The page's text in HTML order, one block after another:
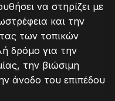
να στηρίζει με
και την
των τοπικών
δρόμο για την
την βιώσιμη
άνοδο του επιπέδου